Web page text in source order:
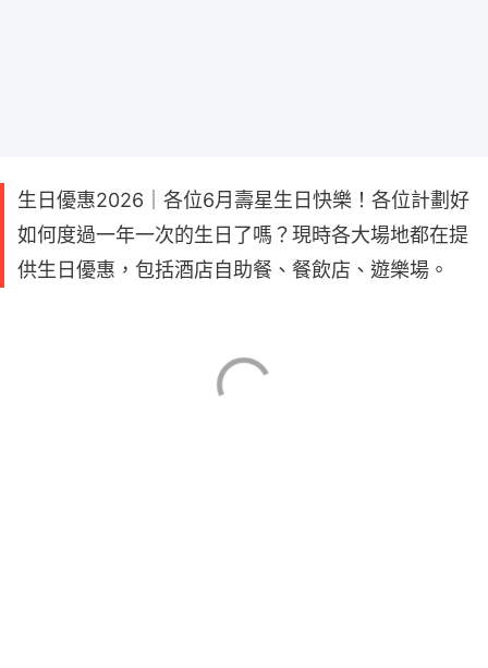
生日優惠2026｜各位6月壽星生日快樂！各位計劃好
如何度過一年一次的生日了嗎？現時各大場地都在提
供生日優惠，包括酒店自助餐、餐飲店、遊樂場。